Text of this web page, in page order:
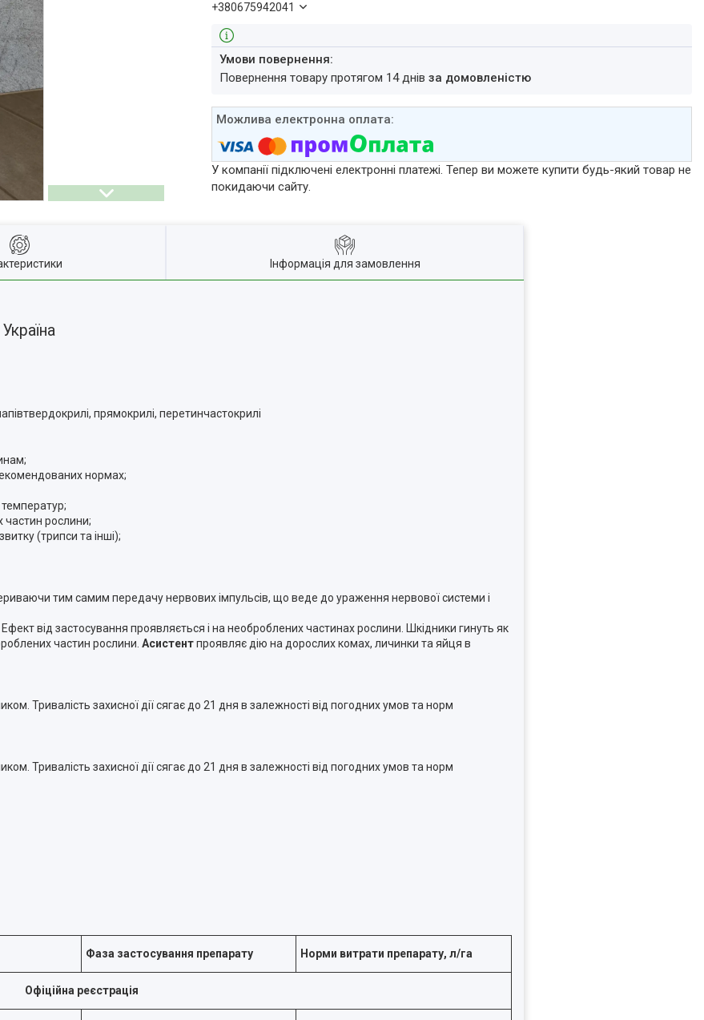
+380675942041
повернення товару протягом 14 днівза домовленістю
У компанії підключені електронні платежі. Тепер ви можете купити будь-який товар не
покидаючи сайту.
Інформація для замовлення
прямокрилі, перетинчастокрилі
нормах;
температур;
частин рослини;
(трипси та інші);
тим самим передачу нервових імпульсів, що веде до ураження нервової системи і
від застосування проявляється і на необроблених частинах рослини. Шкідники гинуть як
частин рослини. Асистентпроявляє дію на дорослих комах, личинки та яйця в
Тривалість захисної дії сягає до 21 дня в залежності від погодних умов та норм
Тривалість захисної дії сягає до 21 дня в залежності від погодних умов та норм
Фаза застосування препарату Норми витрати препарату, л/га
Офіційна реєстрація